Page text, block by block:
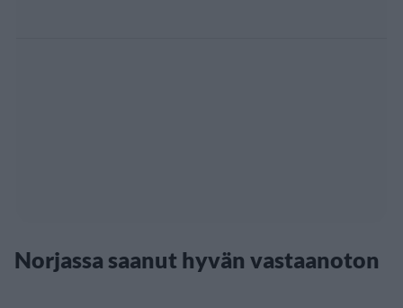
Norjassa saanut hyvän vastaanoton